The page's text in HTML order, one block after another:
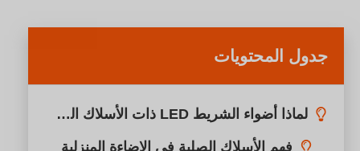
جدول المحتويات
لماذا أضواء الشريط LED ذات الأسلاك الصلبة؟
فهم الأسلاك الصلبة في الإضاءة المنزلية